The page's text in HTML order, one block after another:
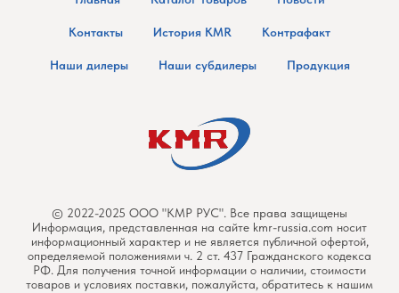
Контакты История KMR Контрафакт
Наши дилеры Наши субдилеры Продукция
© 2022-2025 ООО "КМР РУС". Все права защищены
Информация, представленная на сайте kmr-russia.com носит
информационный характер и не является публичной офертой,
определяемой положениями ч. 2 ст. 437 Гражданского кодекса
РФ. Для получения точной информации о наличии, стоимости
товаров и условиях поставки, пожалуйста, обратитесь к нашим